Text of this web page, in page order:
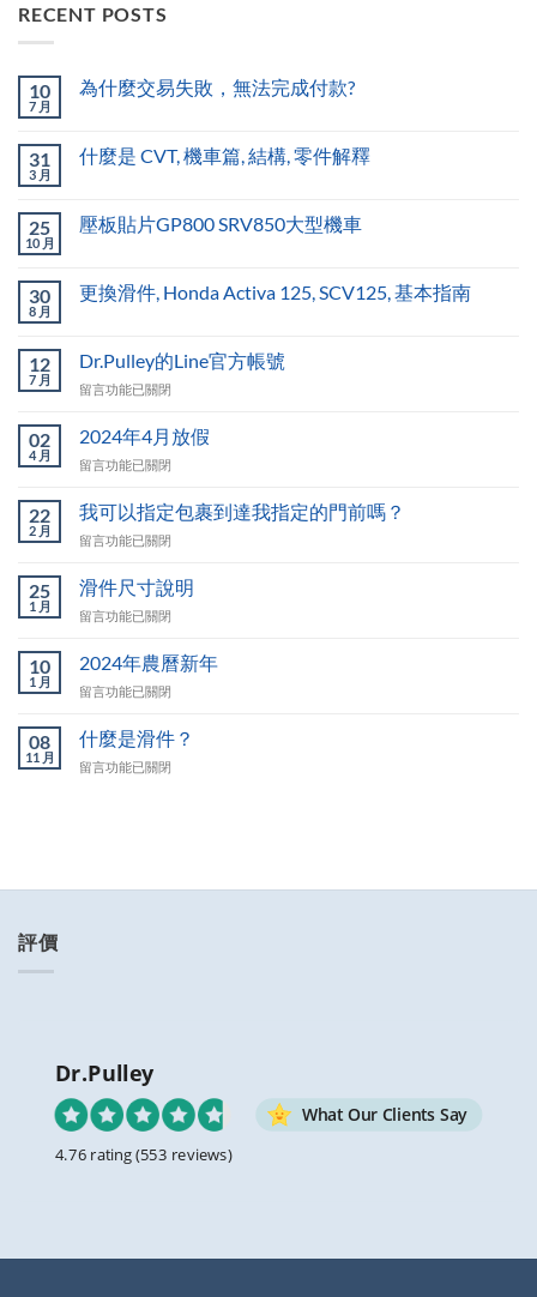
RECENT POSTS
10
7 月
為什麼交易失敗，無法完成付款?
31
3 月
什麼是 CVT, 機車篇, 結構, 零件解釋
25
10 月
壓板貼片GP800 SRV850大型機車
30
8 月
更換滑件, Honda Activa 125, SCV125, 基本指南
12
7 月
Dr.Pulley的Line官方帳號
在
的
官
帳
中
留言功能已關閉
02
4 月
2024年4月放假
在
年
4
月
假〉
留言功能已關閉
22
2 月
我可以指定包裹到達我指定的門前嗎？
在
可
以
指
包
到
我
指
留言功能已關閉
25
1 月
滑件尺寸說明
在
件
寸
明〉
留言功能已關閉
10
1 月
2024年農曆新年
在
年
農
曆
留言功能已關閉
08
11 月
什麼是滑件？
在
中
留言功能已關閉
評價
Dr.Pulley
What Our Clients Say
4.76 rating(553 reviews)